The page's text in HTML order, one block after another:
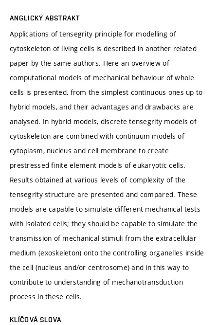
ANGLICKÝ ABSTRAKT
Applications of tensegrity principle for modelling of
cytoskeleton of living cells is described in another related
paper by the same authors. Here an overview of
computational models of mechanical behaviour of whole
cells is presented, from the simplest continuous ones up to
hybrid models, and their advantages and drawbacks are
analysed. In hybrid models, discrete tensegrity models of
cytoskeleton are combined with continuum models of
cytoplasm, nucleus and cell membrane to create
prestressed finite element models of eukaryotic cells.
Results obtained at various levels of complexity of the
tensegrity structure are presented and compared. These
models are capable to simulate different mechanical tests
with isolated cells; they should be capable to simulate the
transmission of mechanical stimuli from the extracellular
medium (exoskeleton) onto the controlling organelles inside
the cell (nucleus and/or centrosome) and in this way to
contribute to understanding of mechanotransduction
process in these cells.
KLÍČOVÁ SLOVA